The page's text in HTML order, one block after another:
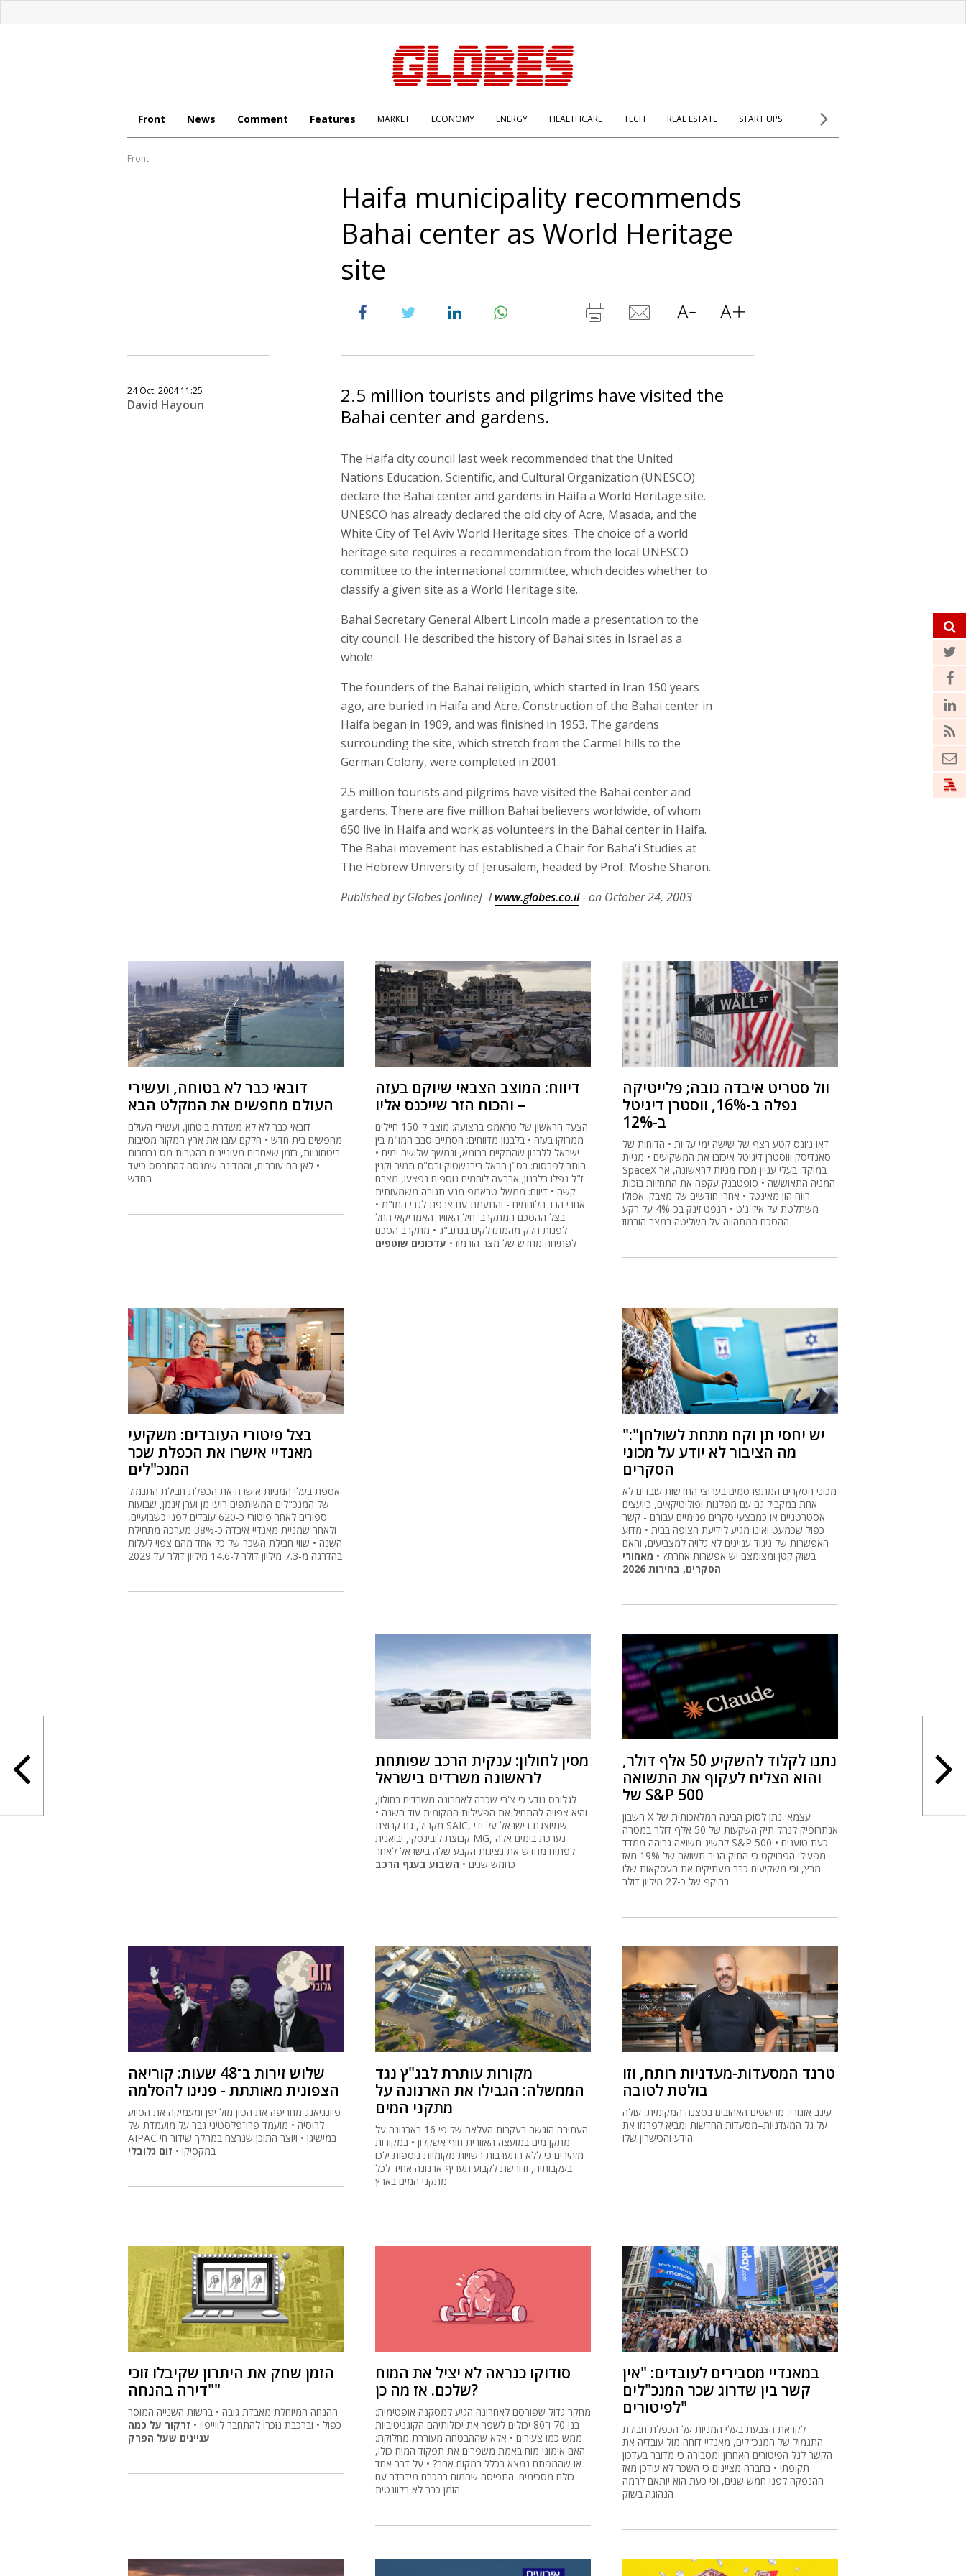
Front News Comment Features MARKET ECONOMY ENERGY HEALTHCARE TECH REAL ESTATE START UPS
Front
Haifa municipality recommends
Bahai center as World Heritage
site
24 Oct, 2004 11:25
David Hayoun
2.5 million tourists and pilgrims have visited the
Bahai center and gardens.
The Haifa city council last week recommended that the United
Nations Education, Scientific, and Cultural Organization (UNESCO)
declare the Bahai center and gardens in Haifa a World Heritage site.
UNESCO has already declared the old city of Acre, Masada, and the
White City of Tel Aviv World Heritage sites. The choice of a world
heritage site requires a recommendation from the local UNESCO
committee to the international committee, which decides whether to
classify a given site as a World Heritage site.
Bahai Secretary General Albert Lincoln made a presentation to the
city council. He described the history of Bahai sites in Israel as a
whole.
The founders of the Bahai religion, which started in Iran 150 years
ago, are buried in Haifa and Acre. Construction of the Bahai center in
Haifa began in 1909, and was finished in 1953. The gardens
surrounding the site, which stretch from the Carmel hills to the
German Colony, were completed in 2001.
2.5 million tourists and pilgrims have visited the Bahai center and
gardens. There are five million Bahai believers worldwide, of whom
650 live in Haifa and work as volunteers in the Bahai center in Haifa.
The Bahai movement has established a Chair for Baha'i Studies at
The Hebrew University of Jerusalem, headed by Prof. Moshe Sharon.
Published by Globes [online] -lwww.globes.co.il- on October 24, 2003
דובאי כבר לא בטוחה, ועשירי
העולם מחפשים את המקלט הבא
דובאי כבר לא לא משדרת ביטחון, ועשירי העולם
מחפשים בית חדש • חלקם עזבו את ארץ המקור מסיבות
ביטחוניות, בזמן שאחרים מעוניינים בהטבות מס נרחבות
• לאן הם עוברים, והמדינה שמנסה להתבסס כיעד
החדש
דיווח: המוצב הצבאי שיוקם בעזה
– והכוח הזר שייכנס אליו
הצעד הראשון של טראמפ ברצועה: מוצב ל-150 חיילים
ממרוקו בעזה • בלבנון מדווחים: הסתיים סבב המו"מ בין
ישראל ללבנון שהתקיים ברומא, ונמשך שלושה ימים •
הותר לפרסום: רס"ן הראל בירנשטוק ורס"ם תמיר וקנין
ז"ל נפלו בלבנון; ארבעה לוחמים נוספים נפצעו, מצבם
קשה • דיווח: ממשל טראמפ מנע תגובה משמעותית
אחרי הרג הלוחמים - והתעמת עם צרפת לגבי המו"מ •
בצל ההסכם המתקרב: חיל האוויר האמריקאי החל
לפנות חלק מהמתדלקים בנתב"ג • מתקרב הסכם
לפתיחה מחדש של מצר הורמוז • עדכונים שוטפים
וול סטריט איבדה גובה; פלייטיקה
נפלה ב-16%, ווסטרן דיגיטל
ב-12%
דאו ג'ונס קטע רצף של שישה ימי עליות • הדוחות של
סאנדיסק וווסטרן דיגיטל איכזבו את המשקיעים • מניית
SpaceX במוקד: בעלי עניין מכרו מניות לראשונה, אך
המניה התאוששה • סופטבנק עקפה את התחזיות בזכות
רווח הון מאינטל • אחרי חודשים של מאבק: אפולו
משתלטת על איזי ג'ט • הנפט זינק בכ-4% על רקע
ההסכם המתהווה על השליטה במצר הורמוז
בצל פיטורי העובדים: משקיעי
מאנדיי אישרו את הכפלת שכר
המנכ"לים
אספת בעלי המניות אישרה את הכפלת חבילת התגמול
של המנכ"לים המשותפים רועי מן וערן זינמן, שבועות
ספורים לאחר פיטורי כ-620 עובדים לפני כשבועיים,
ולאחר שמניית מאנדיי איבדה כ-38% מערכה מתחילת
השנה • שווי חבילת השכר של כל אחד מהם צפוי לעלות
בהדרגה מ-7.3 מיליון דולר ל-14.6 מיליון דולר עד 2029
"יש יחסי תן וקח מתחת לשולחן":
מה הציבור לא יודע על מכוני
הסקרים
מכוני הסקרים המתפרסמים בערוצי החדשות עובדים לא
אחת במקביל גם עם מפלגות ופוליטיקאים, כיועצים
אסטרטגיים או כמבצעי סקרים פנימיים עבורם - קשר
כפול שכמעט ואינו מגיע לידיעת הצופה בבית • מדוע
האפשרות של ניגוד עניינים לא גלויה למצביעים, והאם
בשוק קטן ומצומצם יש אפשרות אחרת? • מאחורי
מסין לחולון: ענקית הרכב שפותחת
לראשונה משרדים בישראל
לגלובס נודע כי צ'רי שכרה לאחרונה משרדים בחולון,
והיא צפויה להתחיל את הפעילות המקומית עוד השנה •
מקביל, גם קבוצת SAIC, שמיוצגת בישראל על ידי
קבוצת לובינסקי, יבואנית MG, נערכת בימים אלה
לפתוח מחדש את נציגות הקבע שלה בישראל לאחר
כחמש שנים • השבוע בענף הרכב
נתנו לקלוד להשקיע 50 אלף דולר,
והוא הצליח לעקוף את התשואה
של S&P 500
חשבון X עצמאי נתן לסוכן הבינה המלאכותית של
אנתרופיק לנהל תיק השקעות של 50 אלף דולר במטרה
להשיג תשואה גבוהה ממדד S&P 500 • כעת טוענים
מפעילי הפרויקט כי התיק הניב תשואה של 19% מאז
מרץ, וכי משקיעים כבר מעתיקים את העסקאות שלו
בהיקף של כ-27 מיליון דולר
שלוש זירות ב־48 שעות: קוריאה
הצפונית מאותתת - פנינו להסלמה
פיונגיאנג מחריפה את הטון מול יפן ומעמיקה את הסיוע
לרוסיה • מועמד פרו־פלסטיני גבר על מועמדת של
AIPAC במישיגן • ויוצר התוכן שנרצח במהלך שידור חי
במקסיקו • זום גלובלי
מקורות עותרת לבג"ץ נגד
הממשלה: הגבילו את הארנונה על
מתקני המים
העתירה הוגשה בעקבות העלאה של פי 16 בארנונה על
מתקן מים במועצה האזורית חוף אשקלון • במקורות
מזהירים כי ללא התערבות רשויות מקומיות נוספות ילכו
בעקבותיה, ודורשת לקבוע תעריף ארנונה אחיד לכל
מתקני המים בארץ
טרנד המסעדות-מעדניות רותח, וזו
בולטת לטובה
עינב אזגורי, מהשפים האהובים בסצנה המקומית, עולה
על גל המעדניות–מסעדות החדשות ומביא לפרנזו את
הידע והכישרון שלו
הזמן שחק את היתרון שקיבלו זוכי
"דירה בהנחה"
ההנחה המיוחלת מאבדת גובה • ברשות השנייה המוסר
כפול • וברכבת נזכרו להתחבר לווייפיי • זרקור על כמה
עניינים שעל הפרק
סודוקו כנראה לא יציל את המוח
שלכם. אז מה כן?
מחקר גדול שפורסם לאחרונה הגיע למסקנה אופטימית:
בני 70 ו־80 יכולים לשפר את יכולותיהם הקוגניטיביות
ממש כמו צעירים • אלא שההבטחה מעוררת מחלוקת:
האם אימוני מוח באמת משפרים את תפקוד המוח כולו,
או שהמפתח נמצא בכלל במקום אחר? • על דבר אחד
כולם מסכימים: התפיסה שהמוח בהכרח מידרדר עם
הזמן כבר לא רלוונטית
במאנדיי מסבירים לעובדים: "אין
קשר בין שדרוג שכר המנכ"לים
לפיטורים"
לקראת הצבעת בעלי המניות על הכפלת חבילת
התגמול של המנכ"לים, מאנדיי דוחה מול עובדיה את
הקשר לגל הפיטורים האחרון ומסבירה כי מדובר בעדכון
תקופתי • בחברה מציינים כי השכר לא עודכן מאז
ההנפקה לפני חמש שנים, וכי כעת הוא יותאם לרמה
הנהוגה בשוק